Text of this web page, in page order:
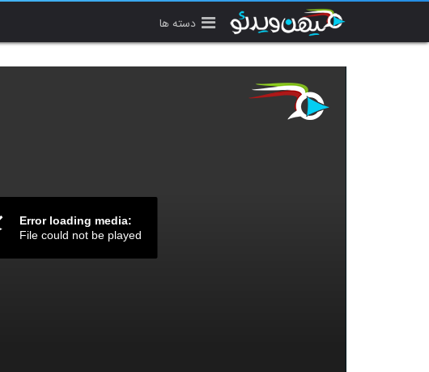
دسته ها
Error loading media:
File could not be played